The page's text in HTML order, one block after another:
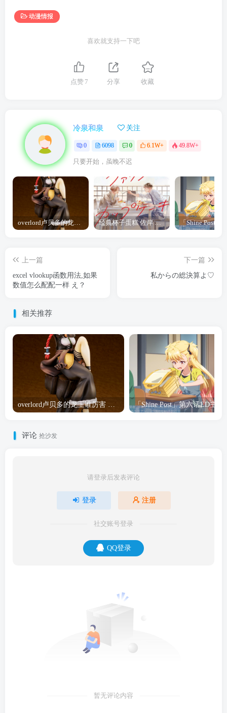
动漫情报
喜欢就支持一下吧
点赞 7 分享 收藏
冷泉和泉 关注
0 6098 0 6.1W+ 49.8W+
只要开始，虽晚不迟
overlord卢贝多的龙王谁厉害 「Overlord」露普斯蕾琪娜·贝塔手办开订 经典杯子蛋糕 佐岸 漫画「经典杯子蛋糕」宣布真人日剧化
上一篇
excel vlookup函数用法,如果
数值怎么配配一样 え？
下一篇
私からの総決算よ♡
相关推荐
评论 抢沙发
请登录后发表评论
登录 注册
社交账号登录
QQ登录
暂无评论内容